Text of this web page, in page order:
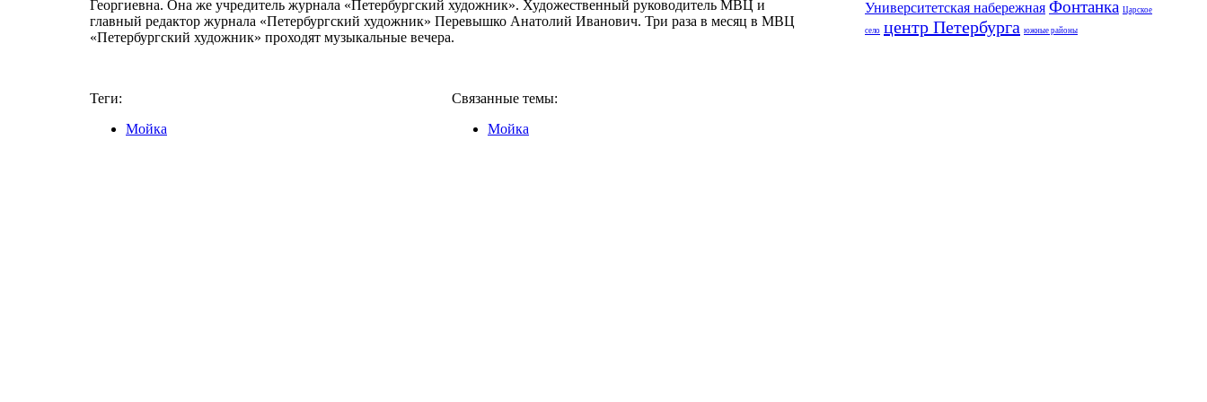
Георгиевна. Она же учредитель журнала «Петербургский художник». Художественный руководитель МВЦ и
главный редактор журнала «Петербургский художник» Перевышко Анатолий Иванович. Три раза в месяц в МВЦ
«Петербургский художник» проходят музыкальные вечера.
Теги:
Мойка
Связанные темы:
Мойка
Университетская набережная Фонтанка Царское
село центр Петербурга южные районы